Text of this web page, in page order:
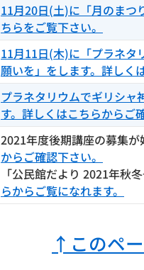
11月20日(土)に「月のまつ
ちらをご覧下さい。
11月11日(木)に「プラネ
願いを」をします。詳しく
プラネタリウムでギリシャ
す。詳しくはこちらからご
2021年度後期講座の募集
からご確認下さい。
「公民館だより 2021年秋
らからご覧になれます。
↑このペ